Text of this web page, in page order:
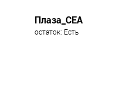
Плаза_СЕА
остаток: Есть